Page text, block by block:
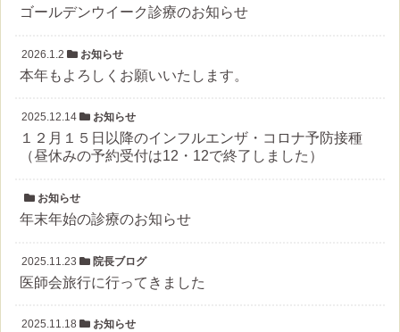
ゴールデンウイーク診療のお知らせ
2026.1.2 お知らせ
本年もよろしくお願いいたします。
2025.12.14 お知らせ
１２月１５日以降のインフルエンザ・コロナ予防接種
（昼休みの予約受付は12・12で終了しました）
お知らせ
年末年始の診療のお知らせ
2025.11.23 院長ブログ
医師会旅行に行ってきました
2025.11.18 お知らせ